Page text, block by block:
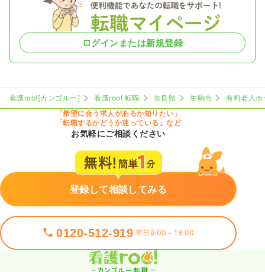
ログインまたは新規登録
看護roo![カンゴルー] 看護roo! 転職 奈良県 生駒市
有料老人
「希望に合う求人があるか知りたい」
「転職するかどうか迷っている」など
お気軽にご相談ください
登録して相談してみる
0120-512-919 平日9:00～18:00